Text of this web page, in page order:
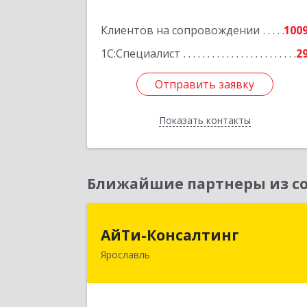
Клиентов на сопровождении
1С:Специалист
Отправить заявку
Показать контакты
Отправить заявку
Назад
Ближайшие партнеры из
АйТи-Консалтинг
Ярославль
150007, Ярославская обл, Ярославль г,